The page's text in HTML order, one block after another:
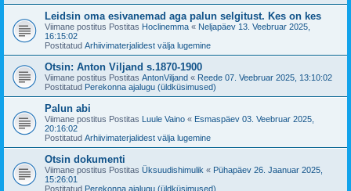
Leidsin oma esivanemad aga palun selgitust. Kes on kes
Viimane postitus Postitas Hoclinemma « Neljapäev 13. Veebruar 2025,
16:15:02
Postitatud Arhiivimaterjalidest välja lugemine
Otsin: Anton Viljand s.1870-1900
Viimane postitus Postitas AntonViljand « Reede 07. Veebruar 2025, 13:10:02
Postitatud Perekonna ajalugu (üldküsimused)
Palun abi
Viimane postitus Postitas Luule Vaino « Esmaspäev 03. Veebruar 2025,
20:16:02
Postitatud Arhiivimaterjalidest välja lugemine
Otsin dokumenti
Viimane postitus Postitas Üksuudishimulik « Pühapäev 26. Jaanuar 2025,
15:26:01
Postitatud Perekonna ajalugu (üldküsimused)